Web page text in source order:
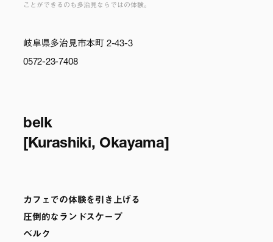
ことができるのも多治見ならではの体験。
岐阜県多治見市本町 2-43-3
0572-23-7408
belk
[Kurashiki, Okayama]
カフェでの体験を引き上げる
圧倒的なランドスケープ
ベルク